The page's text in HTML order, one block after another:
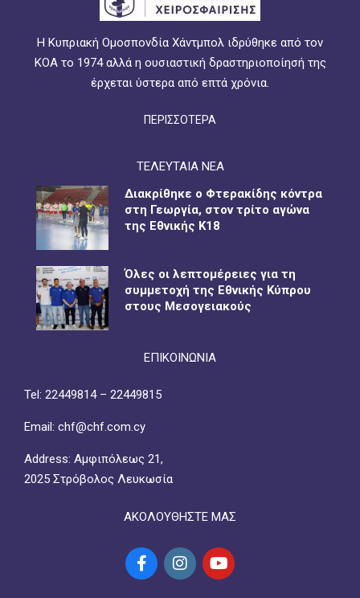
Η Κυπριακή Ομοσπονδία Χάντμπολ ιδρύθηκε από τον
ΚΟΑ το 1974 αλλά η ουσιαστική δραστηριοποίησή της
έρχεται ύστερα από επτά χρόνια.
ΠΕΡΙΣΣΟΤΕΡΑ
ΤΕΛΕΥΤΑΙΑ ΝΕΑ
Διακρίθηκε ο Φτερακίδης κόντρα
στη Γεωργία, στον τρίτο αγώνα
της Εθνικής Κ18
Όλες οι λεπτομέρειες για τη
συμμετοχή της Εθνικής Κύπρου
στους Μεσογειακούς
ΕΠΙΚΟΙΝΩΝΙΑ
Tel: 22449814 – 22449815
Email: chf@chf.com.cy
Address: Αμφιπόλεως 21,
2025 Στρόβολος Λευκωσία
ΑΚΟΛΟΥΘΗΣΤΕ ΜΑΣ